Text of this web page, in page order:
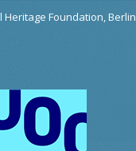
Foundation, Berlin